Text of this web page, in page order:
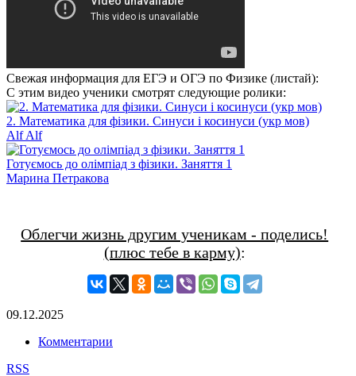
Свежая информация для ЕГЭ и ОГЭ по Физике (листай):
С этим видео ученики смотрят следующие ролики:
2. Математика для фізики. Синуси і косинуси (укр мов)
Alf Alf
Готуємось до олімпіад з фізики. Заняття 1
Марина Петракова
Облегчи жизнь другим ученикам - поделись!
(плюс тебе в карму):
09.12.2025
Комментарии
RSS